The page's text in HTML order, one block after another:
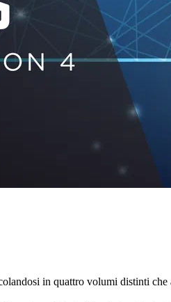
in quattro volumi distinti